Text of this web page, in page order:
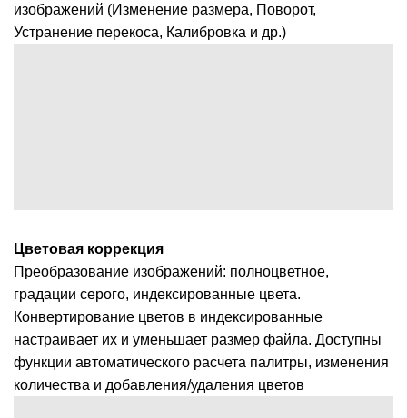
изображений (Изменение размера, Поворот,
Устранение перекоса, Калибровка и др.)
Цветовая коррекция
Преобразование изображений: полноцветное,
градации серого, индексированные цвета.
Конвертирование цветов в индексированные
настраивает их и уменьшает размер файла. Доступны
функции автоматического расчета палитры, изменения
количества и добавления/удаления цветов